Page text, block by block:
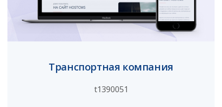
Транспортная компания
t1390051